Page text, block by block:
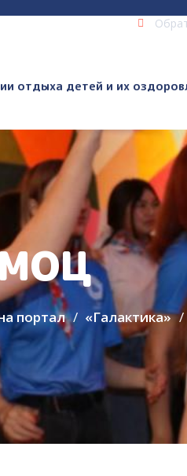
отдыха детей и их
портал «Галактика»